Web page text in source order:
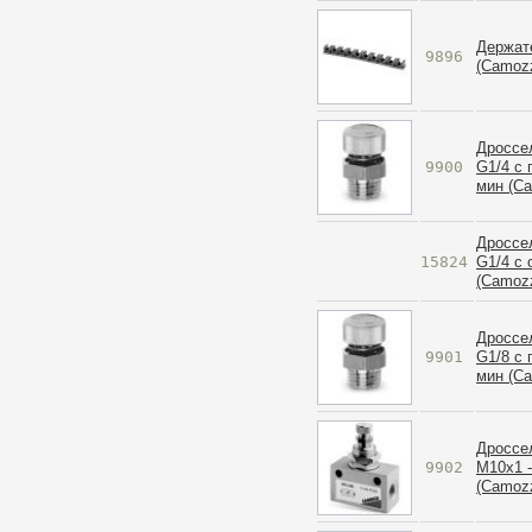
9896
9900
G1/4 с
мин
15824 G1/4 с
9901
G1/8 с
мин
9902
M10x1